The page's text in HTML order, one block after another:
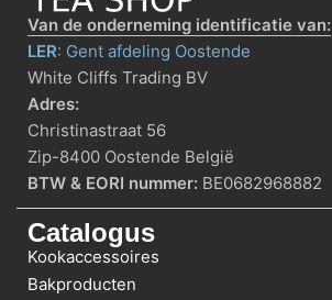
Van de onderneming identificatie van:
LER: Gent afdeling Oostende
White Cliffs Trading BV
Adres:
Christinastraat 56
Zip-8400 Oostende België
BTW & EORI nummer: BE0682968882
Catalogus
Kookaccessoires
Bakproducten